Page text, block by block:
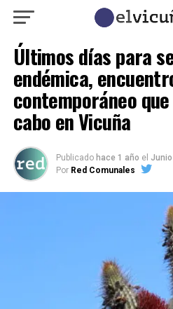
Últimos días para
endémica,
contemporáneo
cabo en Vicuña
Publicado hace 1 año el
Por Red Comunales